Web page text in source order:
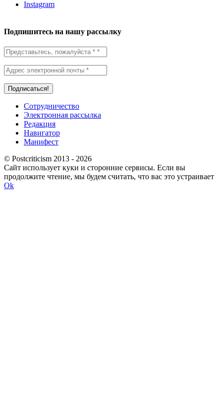
Instagram
Подпишитесь на нашу рассылку
Сотрудничество
Электронная рассылка
Редакция
Навигатор
Манифест
© Postcriticism 2013 - 2026
Сайт использует куки и сторонние сервисы. Если вы
продолжите чтение, мы будем считать, что вас это устраивает
Ok